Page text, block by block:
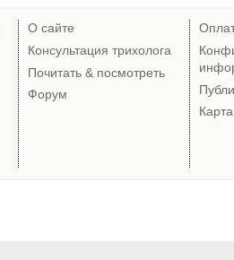
О сайте
Консультация трихолога
Почитать & посмотреть
Форум